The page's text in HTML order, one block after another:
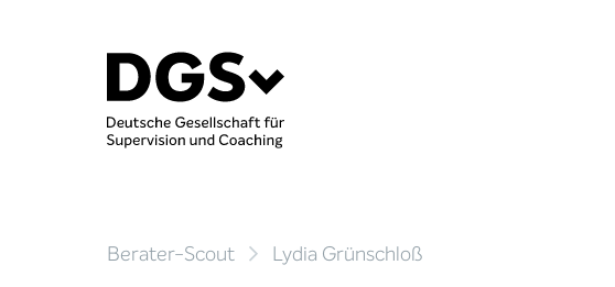
Berater-Scout Lydia Grünschloß